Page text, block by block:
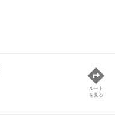
ルート
を見る